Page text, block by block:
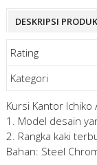
DESKRIPSI PRODUK
Rating
Kategori
Kursi Kantor Ichiko
1. Model desain
2. Rangka kaki
Bahan: Steel